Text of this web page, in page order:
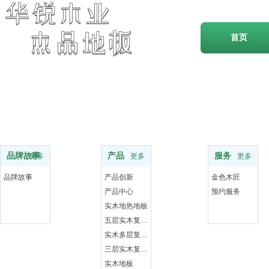
首页
品牌故事
更多
品牌故事
产品 更多
产品创新
产品中心
实木地热地板
五层实木复合地板
实木多层复合地板
三层实木复合地板
实木地板
服务 更多
金色木匠
预约服务